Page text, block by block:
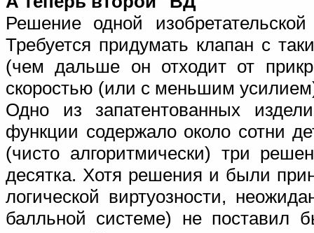
Решение одной
Требуется придумать клапан с
(чем дальше он отходит от
скоростью (или с меньшим
Одно из запатентованных
функции содержало около сотни
(чисто алгоритмически) три
десятка. Хотя решения и были
логической виртуозности,
балльной системе) не поставил